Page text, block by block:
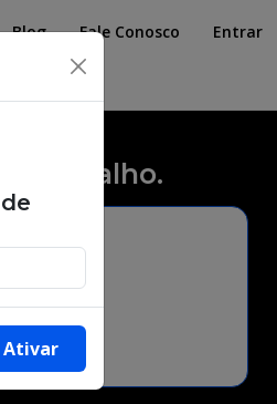
Blog Fale Conosco Entrar
trabalho.
×
Ativar